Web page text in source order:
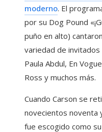
moderno. El
por su Dog Pound
puño en alto)
variedad de invitados
Paula Abdul, En
Ross y muchos más.
Cuando Carson se
novecientos noventa
fue escogido como